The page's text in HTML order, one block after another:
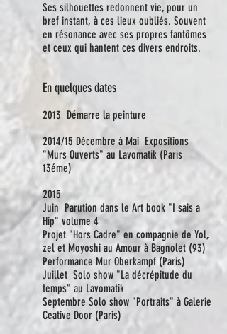
Ses silhouettes redonnent vie, pour un
bref instant, à ces lieux oubliés. Souvent
en résonance avec ses propres fantômes
et ceux qui hantent ces divers endroits.
En quelques dates
2013 Démarre la peinture
2014/15 Décembre à Mai Expositions
"Murs Ouverts" au Lavomatik (Paris
13éme)
2015
Juin Parution dans le Art book "I sais a
Hip" volume 4
Projet "Hors Cadre" en compagnie de Yol,
zel et Moyoshi au Amour à Bagnolet (93)
Performance Mur Oberkampf (Paris)
Juillet Solo show "La décrépitude du
temps" au Lavomatik
Septembre Solo show "Portraits" à Galerie
Ceative Door (Paris)